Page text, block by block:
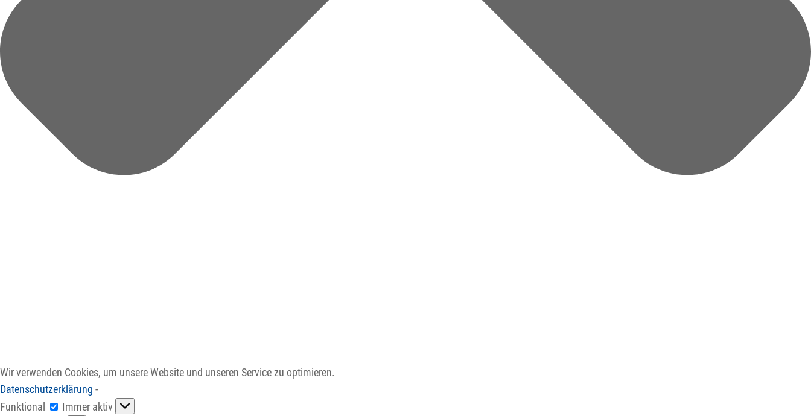
Wir verwenden Cookies, um unsere Website und unseren Service zu optimieren.
Datenschutzerklärung -
Funktional
Funktional
Immer aktiv